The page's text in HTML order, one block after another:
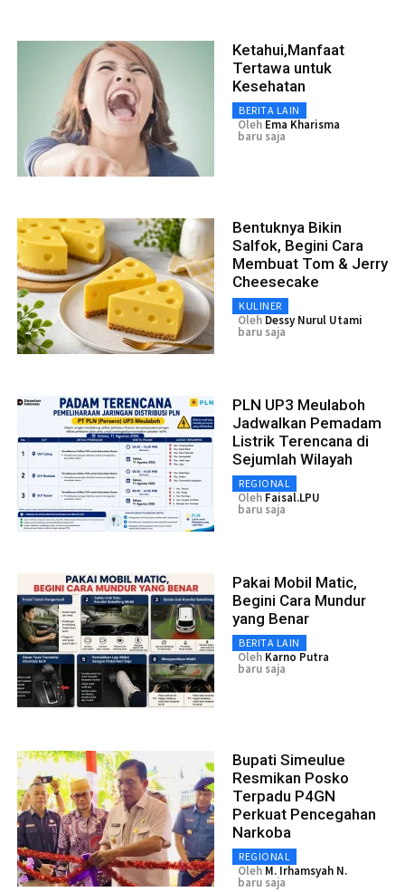
Ketahui,Manfaat
Tertawa untuk
Kesehatan
BERITA LAIN
Oleh Ema Kharisma
baru saja
Bentuknya Bikin
Salfok, Begini Cara
Membuat Tom & Jerry
Cheesecake
KULINER
Oleh Dessy Nurul Utami
baru saja
PLN UP3 Meulaboh
Jadwalkan Pemadam
Listrik Terencana di
Sejumlah Wilayah
REGIONAL
Oleh Faisal.LPU
baru saja
Pakai Mobil Matic,
Begini Cara Mundur
yang Benar
BERITA LAIN
Oleh Karno Putra
baru saja
Bupati Simeulue
Resmikan Posko
Terpadu P4GN
Perkuat Pencegahan
Narkoba
REGIONAL
Oleh M. Irhamsyah N.
baru saja